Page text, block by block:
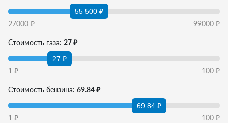
55 500 ₽
27000 ₽ 99000 ₽
Стоимость газа: 27 ₽
27 ₽
1 ₽ 100 ₽
Стоимость бензина: 69.84 ₽
69.84 ₽
1 ₽ 100 ₽